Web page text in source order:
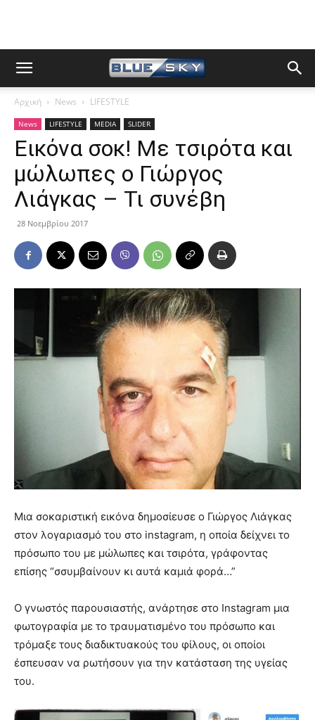
Αρχική News LIFESTYLE
News LIFESTYLE MEDIA SLIDER
Εικόνα σοκ! Με τσιρότα και
μώλωπες ο Γιώργος
Λιάγκας – Τι συνέβη
28 Νοεμβρίου 2017
Μια σοκαριστική εικόνα δημοσίευσε ο Γιώργος Λιάγκας
στον λογαριασμό του στο instagram, η οποία δείχνει το
πρόσωπο του με μώλωπες και τσιρότα, γράφοντας
επίσης “σσυμβαίνουν κι αυτά καμιά φορά…”
Ο γνωστός παρουσιαστής, ανάρτησε στο Instagram μια
φωτογραφία με το τραυματισμένο του πρόσωπο και
τρόμαξε τους διαδικτυακούς του φίλους, οι οποίοι
έσπευσαν να ρωτήσουν για την κατάσταση της υγείας
του.